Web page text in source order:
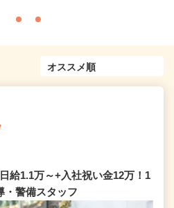
給1.1万～+入社祝い金12万！1
・警備スタッフ